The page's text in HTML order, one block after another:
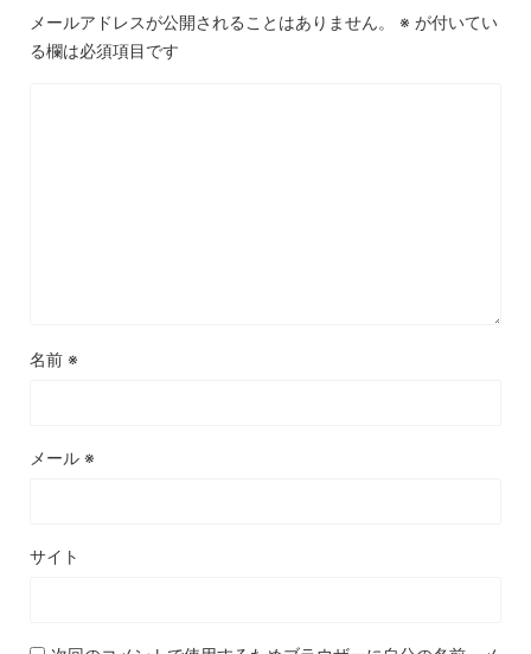
メールアドレスが公開されることはありません。 ※ が付いてい
る欄は必須項目です
名前 ※
メール ※
サイト